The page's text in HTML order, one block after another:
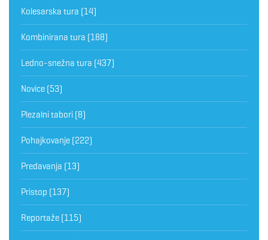
Kolesarska tura (14)
Kombinirana tura (188)
Ledno-snežna tura (437)
Novice (53)
Plezalni tabori (8)
Pohajkovanje (222)
Predavanja (13)
Pristop (137)
Reportaže (115)